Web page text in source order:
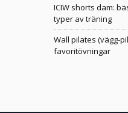
ICIW shorts dam:
typer av träning
Wall pilates (vägg-
favoritövningar